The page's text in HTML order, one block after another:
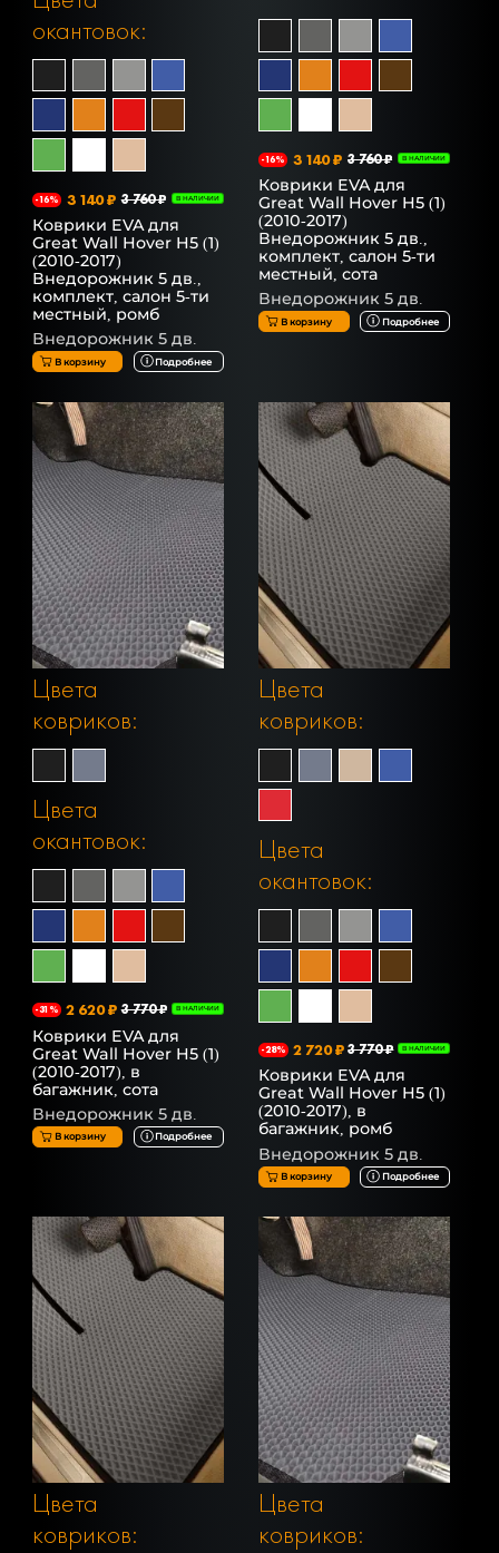
окантовок:
-16% 3 140 ₽ 3 760 ₽ В НАЛИЧИИ
Коврики EVA для
Great Wall Hover H5 (1)
(2010-2017)
Внедорожник 5 дв.,
комплект, салон 5-ти
местный, ромб
Внедорожник 5 дв.
В корзину Подробнее
-16% 3 140 ₽ 3 760 ₽ В НАЛИЧИИ
Коврики EVA для
Great Wall Hover H5 (1)
(2010-2017)
Внедорожник 5 дв.,
комплект, салон 5-ти
местный, сота
Внедорожник 5 дв.
В корзину Подробнее
Цвета
ковриков:
Цвета
окантовок:
-31% 2 620 ₽ 3 770 ₽ В НАЛИЧИИ
Коврики EVA для
Great Wall Hover H5 (1)
(2010-2017), в
багажник, сота
Внедорожник 5 дв.
В корзину Подробнее
Цвета
ковриков:
Цвета
окантовок:
-28% 2 720 ₽ 3 770 ₽ В НАЛИЧИИ
Коврики EVA для
Great Wall Hover H5 (1)
(2010-2017), в
багажник, ромб
Внедорожник 5 дв.
В корзину Подробнее
Цвета
ковриков:
Цвета
ковриков: